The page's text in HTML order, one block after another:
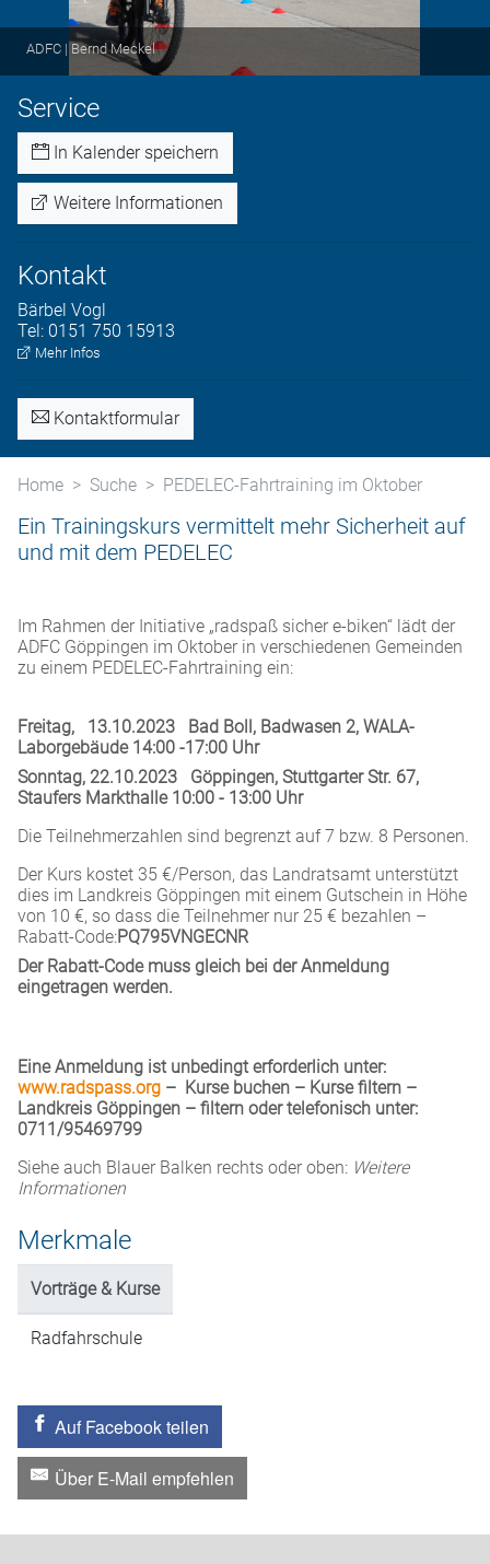
ADFC | Bernd Meckel
Service
In Kalender speichern
Weitere Informationen
Kontakt
Bärbel Vogl
Tel: 0151 750 15913
Mehr Infos
Kontaktformular
Home Suche PEDELEC-Fahrtraining im Oktober
Ein Trainingskurs vermittelt mehr Sicherheit auf
und mit dem PEDELEC
Im Rahmen der Initiative „radspaß sicher e-biken“ lädt der
ADFC Göppingen im Oktober in verschiedenen Gemeinden
zu einem PEDELEC-Fahrtraining ein:
Freitag, 13.10.2023 Bad Boll, Badwasen 2, WALA-
Laborgebäude 14:00 -17:00 Uhr
Sonntag, 22.10.2023 Göppingen, Stuttgarter Str. 67,
Staufers Markthalle 10:00 - 13:00 Uhr
Die Teilnehmerzahlen sind begrenzt auf 7 bzw. 8 Personen.
Der Kurs kostet 35 €/Person, das Landratsamt unterstützt
dies im Landkreis Göppingen mit einem Gutschein in Höhe
von 10 €, so dass die Teilnehmer nur 25 € bezahlen –
Rabatt-Code:PQ795VNGECNR
Der Rabatt-Code muss gleich bei der Anmeldung
eingetragen werden.
Eine Anmeldung ist unbedingt erforderlich unter:
www.radspass.org – Kurse buchen – Kurse filtern –
Landkreis Göppingen – filtern oder telefonisch unter:
0711/95469799
Siehe auch Blauer Balken rechts oder oben: Weitere
Informationen
Merkmale
Vorträge & Kurse
Radfahrschule
Auf Facebook teilen
Über E-Mail empfehlen